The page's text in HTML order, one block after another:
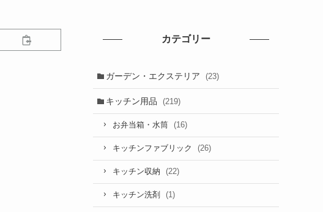
カテゴリー
ガーデン・エクステリア (23)
キッチン用品 (219)
お弁当箱・水筒 (16)
キッチンファブリック (26)
キッチン収納 (22)
キッチン洗剤 (1)